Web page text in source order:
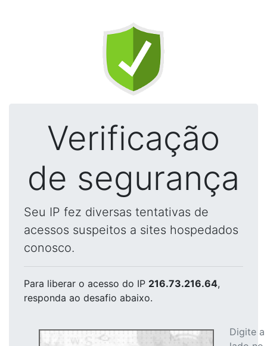
Verificação
de segurança
Seu IP fez diversas tentativas de
acessos suspeitos a sites hospedados
conosco.
Para liberar o acesso do IP 216.73.216.64,
responda ao desafio abaixo.
Digite